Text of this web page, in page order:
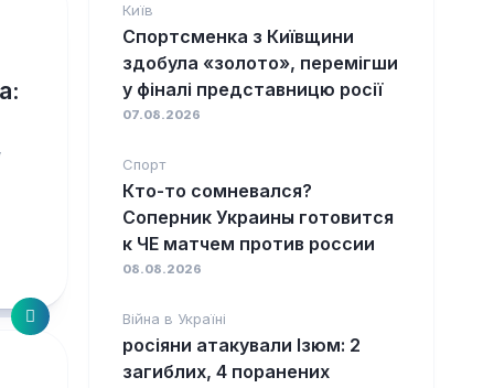
Київ
Спортсменка з Київщини
здобула «золото», перемігши
у фіналі представницю росії
07.08.2026
Спорт
Кто-то сомневался?
Соперник Украины готовится
к ЧЕ матчем против россии
08.08.2026
Війна в Україні
росіяни атакували Ізюм: 2
загиблих, 4 поранених